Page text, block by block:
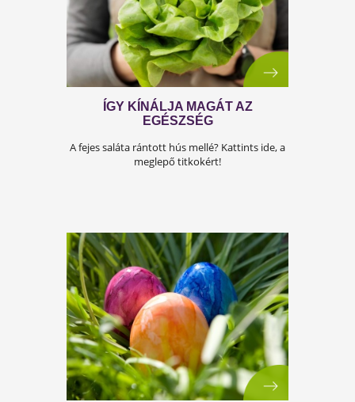
GYŐZZ TE IS A ZSIGERI ZSÍR
FELETT!
Kattints és tudd meg, miként leszel győztes!
MEGÚJULÁS 40 FELETT